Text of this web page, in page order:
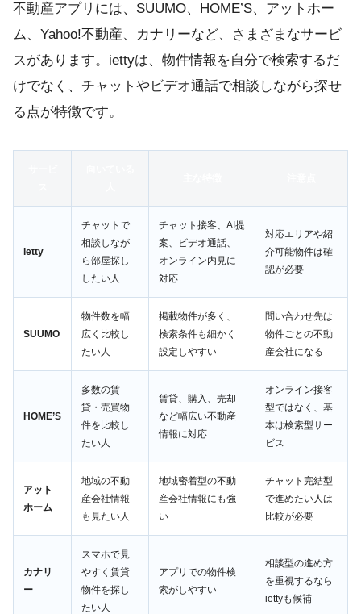
不動産アプリには、SUUMO、HOME’S、アットホー
ム、Yahoo!不動産、カナリーなど、さまざまなサービ
スがあります。iettyは、物件情報を自分で検索するだ
けでなく、チャットやビデオ通話で相談しながら探せ
る点が特徴です。
ietty
チャットで
相談しなが
ら部屋探し
したい人
チャット接客、AI提
案、ビデオ通話、
オンライン内見に
対応
対応エリアや紹
介可能物件は確
認が必要
SUUMO
物件数を幅
広く比較し
たい人
掲載物件が多く、
検索条件も細かく
設定しやすい
問い合わせ先は
物件ごとの不動
産会社になる
HOME’S
多数の賃
貸・売買物
件を比較し
たい人
賃貸、購入、売却
など幅広い不動産
情報に対応
オンライン接客
型ではなく、基
本は検索型サー
ビス
アット
ホーム
地域の不動
産会社情報
も見たい人
地域密着型の不動
産会社情報にも強
い
チャット完結型
で進めたい人は
比較が必要
カナリ
ー
スマホで見
やすく賃貸
物件を探し
たい人
アプリでの物件検
索がしやすい
相談型の進め方
を重視するなら
iettyも候補